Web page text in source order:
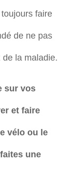
faire
de ne pas
de la maladie.
sur vos
et faire
vélo ou le
une